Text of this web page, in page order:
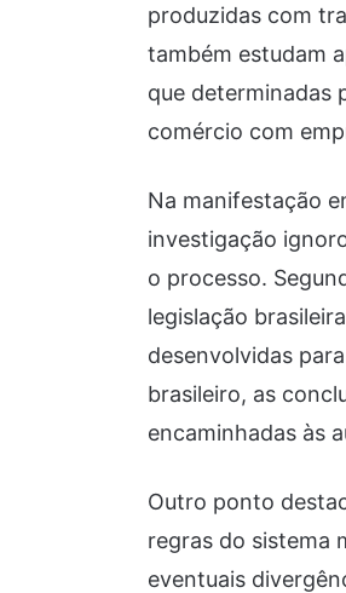
produzidas com
também estudam
que determinadas
comércio com
Na manifestação
investigação
o processo.
legislação
desenvolvidas
brasileiro, as
encaminhadas às
Outro ponto
regras do sistema
eventuais